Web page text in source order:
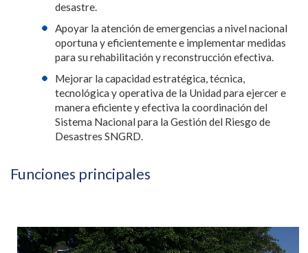
desastre.
Apoyar la atención de emergencias a nivel nacional
oportuna y eficientemente e implementar medidas
para su rehabilitación y reconstrucción efectiva.
Mejorar la capacidad estratégica, técnica,
tecnológica y operativa de la Unidad para ejercer e
manera eficiente y efectiva la coordinación del
Sistema Nacional para la Gestión del Riesgo de
Desastres SNGRD.
Funciones principales